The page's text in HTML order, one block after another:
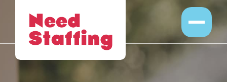
Opdrachten